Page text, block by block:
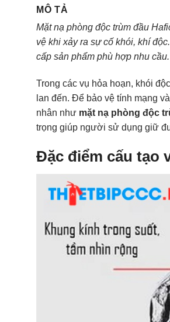
MÔ TẢ
Mặt nạ phòng độc trùm đầu
vệ khi xảy ra sự cố khói, khí
cấp sản phẩm phù hợp nhu cầu.
Trong các vụ hỏa hoạn, khói
lan đến. Để bảo vệ tính mạng
nhân như mặt nạ phòng độc
trọng giúp người sử dụng giữ
Đặc điểm cấu tạo